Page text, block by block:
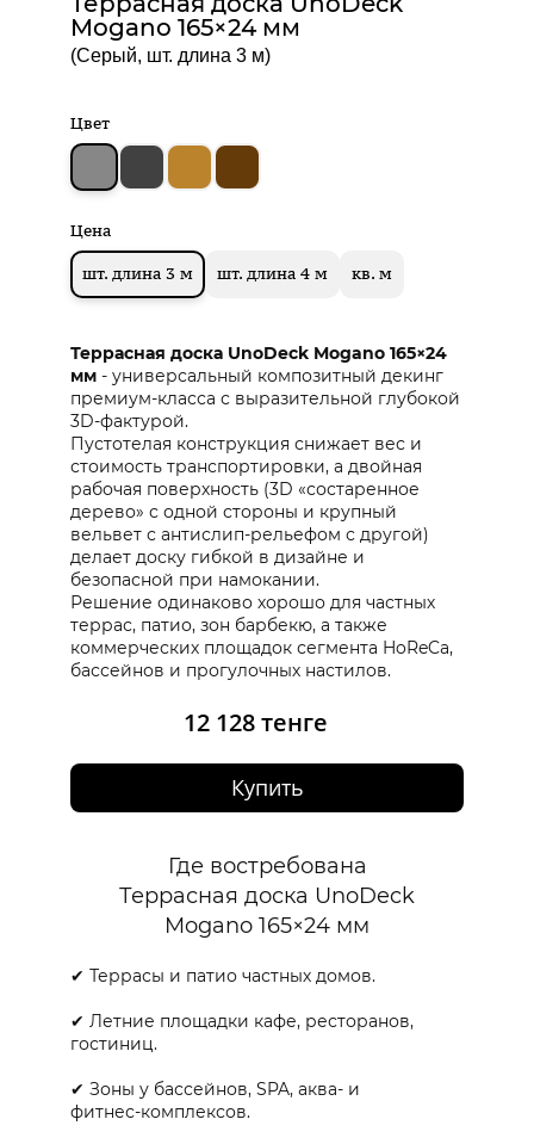
Mogano 165×24 мм
(Серый, шт. длина 3 м)
12 128 тенге
Купить
Цвет
Цена
шт. длина 3 м шт. длина 4 м кв. м
Террасная доска UnoDeck Mogano 165×24
мм - универсальный композитный декинг
премиум‑класса с выразительной глубокой
3D‑фактурой.
Пустотелая конструкция снижает вес и
стоимость транспортировки, а двойная
рабочая поверхность (3D «состаренное
дерево» с одной стороны и крупный
вельвет с антислип‑рельефом с другой)
делает доску гибкой в дизайне и
безопасной при намокании.
Решение одинаково хорошо для частных
террас, патио, зон барбекю, а также
коммерческих площадок сегмента HoReCa,
бассейнов и прогулочных настилов.
Где востребована
Террасная доска UnoDeck
Mogano 165×24 мм
✔ Террасы и патио частных домов.
✔ Летние площадки кафе, ресторанов,
гостиниц.
✔ Зоны у бассейнов, SPA, аква‑ и
фитнес‑комплексов.